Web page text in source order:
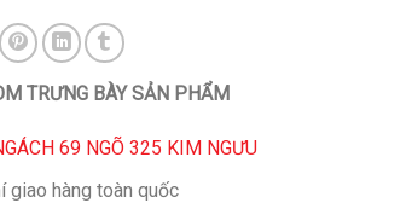
TRƯNG BÀY SẢN PHẨM
69 NGÕ 325 KIM NGƯU
giao hàng toàn quốc